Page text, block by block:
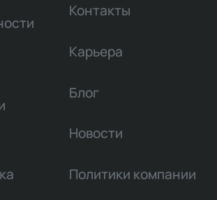
Контакты
Карьера
Блог
Новости
Политики компании